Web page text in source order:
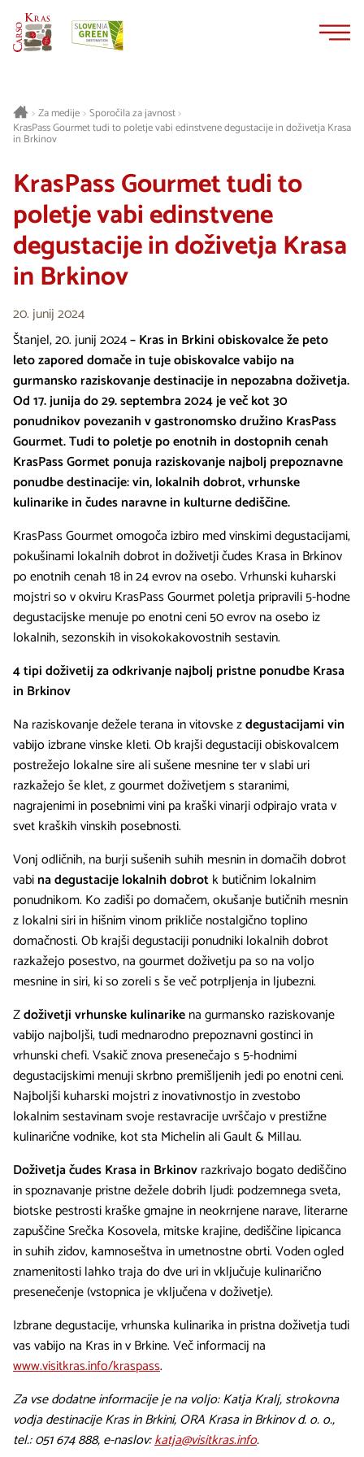
>Za medije> Sporočila za javnost>
KrasPass Gourmet tudi to poletje vabi edinstvene degustacije in doživetja Krasa
in Brkinov
KrasPass Gourmet tudi to
poletje vabi edinstvene
degustacije in doživetja Krasa
in Brkinov
20. junij 2024
Štanjel, 20. junij 2024–Kras in Brkini obiskovalce že peto
leto zapored domače in tuje obiskovalce vabijo na
gurmansko raziskovanje destinacije in nepozabna doživetja.
Od 17. junija do 29. septembra 2024 je več kot 30
ponudnikov povezanih v gastronomsko družino KrasPass
Gourmet. Tudi to poletje po enotnih in dostopnih cenah
KrasPass Gormet ponuja raziskovanje najbolj prepoznavne
ponudbe destinacije: vin, lokalnih dobrot, vrhunske
kulinarike in čudes naravne in kulturne dediščine.
KrasPass Gourmet omogoča izbiro med vinskimi degustacijami,
pokušinami lokalnih dobrot in doživetji čudes Krasa in Brkinov
po enotnih cenah 18 in 24 evrov na osebo. Vrhunski kuharski
mojstri so v okviru KrasPass Gourmet poletja pripravili 5-hodne
degustacijske menuje po enotni ceni 50 evrov na osebo iz
lokalnih, sezonskih in visokokakovostnih sestavin.
4 tipi doživetij za odkrivanje najbolj pristne ponudbe Krasa
in Brkinov
Na raziskovanje dežele terana in vitovske zdegustacijami vin
vabijo izbrane vinske kleti. Ob krajši degustaciji obiskovalcem
postrežejo lokalne sire ali sušene mesnine ter v slabi uri
razkažejo še klet, z gourmet doživetjem s staranimi,
nagrajenimi in posebnimi vini pa kraški vinarji odpirajo vrata v
svet kraških vinskih posebnosti.
Vonj odličnih, na burji sušenih suhih mesnin in domačih dobrot
vabina degustacije lokalnih dobrotk butičnim lokalnim
ponudnikom. Ko zadiši po domačem, okušanje butičnih mesnin
z lokalni siri in hišnim vinom prikliče nostalgično toplino
domačnosti. Ob krajši degustaciji ponudniki lokalnih dobrot
razkažejo posestvo, na gourmet doživetju pa so na voljo
mesnine in siri, ki so zoreli s še več potrpljenja in ljubezni.
Zdoživetji vrhunske kulinarikena gurmansko raziskovanje
vabijo najboljši, tudi mednarodno prepoznavni gostinci in
vrhunski chefi. Vsakič znova presenečajo s 5-hodnimi
degustacijskimi menuji skrbno premišljenih jedi po enotni ceni.
Najboljši kuharski mojstri z inovativnostjo in zvestobo
lokalnim sestavinam svoje restavracije uvrščajo v prestižne
kulinarične vodnike, kot sta Michelin ali Gault & Millau.
Doživetja čudes Krasa in Brkinovrazkrivajo bogato dediščino
in spoznavanje pristne dežele dobrih ljudi: podzemnega sveta,
biotske pestrosti kraške gmajne in neokrnjene narave, literarne
zapuščine Srečka Kosovela, mitske krajine, dediščine lipicanca
in suhih zidov, kamnoseštva in umetnostne obrti. Voden ogled
znamenitosti lahko traja do dve uri in vključuje kulinarično
presenečenje (vstopnica je vključena v doživetje).
Izbrane degustacije, vrhunska kulinarika in pristna doživetja tudi
vas vabijo na Kras in v Brkine. Več informacij na
www.visitkras.info/kraspass.
Za vse dodatne informacije je na voljo: Katja Kralj, strokovna
vodja destinacije Kras in Brkini, ORA Krasa in Brkinov d. o. o.,
tel.: 051 674 888, e-naslov:katja@visitkras.info.